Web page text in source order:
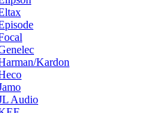
Kardon
Audio